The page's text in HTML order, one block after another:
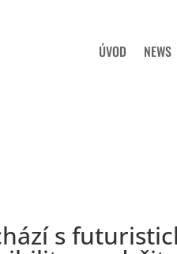
ÚVOD NEWS
s